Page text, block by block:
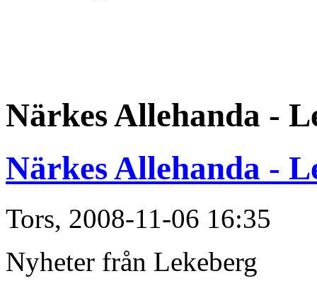
Närkes Allehanda -
Närkes Allehanda -
Tors, 2008-11-06 16:35
Nyheter från Lekeberg